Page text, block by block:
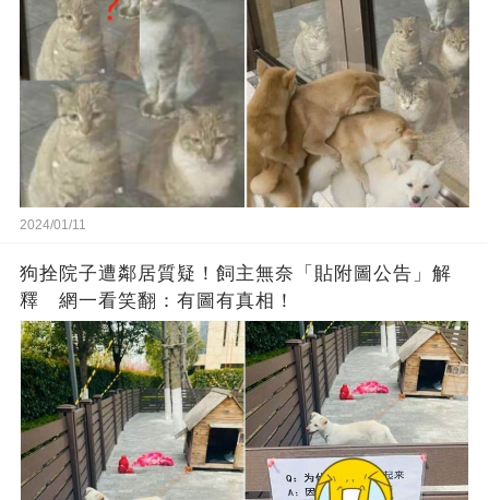
2024/01/11
狗拴院子遭鄰居質疑！飼主無奈「貼附圖公告」解
釋 網一看笑翻：有圖有真相！